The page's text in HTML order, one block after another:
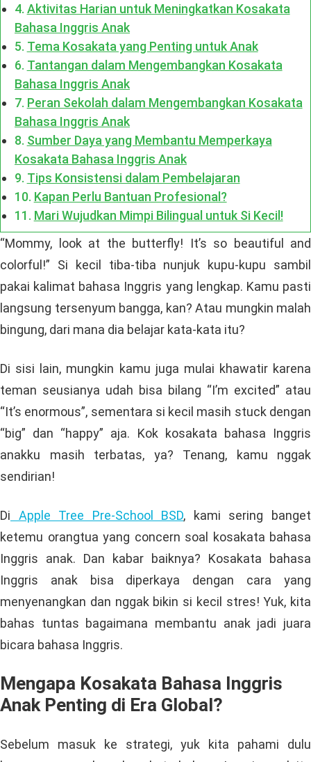
Aktivitas Harian untuk Meningkatkan Kosakata
Bahasa Inggris Anak
Tema Kosakata yang Penting untuk Anak
Tantangan dalam Mengembangkan Kosakata
Bahasa Inggris Anak
Peran Sekolah dalam Mengembangkan Kosakata
Bahasa Inggris Anak
Sumber Daya yang Membantu Memperkaya
Kosakata Bahasa Inggris Anak
Tips Konsistensi dalam Pembelajaran
Kapan Perlu Bantuan Profesional?
Mari Wujudkan Mimpi Bilingual untuk Si Kecil!
“Mommy, look at the butterfly! It’s so beautiful and
colorful!” Si kecil tiba-tiba nunjuk kupu-kupu sambil
pakai kalimat bahasa Inggris yang lengkap. Kamu pasti
langsung tersenyum bangga, kan? Atau mungkin malah
bingung, dari mana dia belajar kata-kata itu?
Di sisi lain, mungkin kamu juga mulai khawatir karena
teman seusianya udah bisa bilang “I’m excited” atau
“It’s enormous”, sementara si kecil masih stuck dengan
“big” dan “happy” aja. Kok kosakata bahasa Inggris
anakku masih terbatas, ya? Tenang, kamu nggak
sendirian!
Di Apple Tree Pre-School BSD, kami sering banget
ketemu orangtua yang concern soal kosakata bahasa
Inggris anak. Dan kabar baiknya? Kosakata bahasa
Inggris anak bisa diperkaya dengan cara yang
menyenangkan dan nggak bikin si kecil stres! Yuk, kita
bahas tuntas bagaimana membantu anak jadi juara
bicara bahasa Inggris.
Mengapa Kosakata Bahasa Inggris
Anak Penting di Era Global?
Sebelum masuk ke strategi, yuk kita pahami dulu